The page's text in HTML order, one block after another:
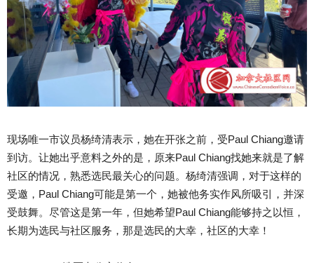
现场唯一市议员杨绮清表示，她在开张之前，受Paul Chiang邀请
到访。让她出乎意料之外的是，原来Paul Chiang找她来就是了解
社区的情况，熟悉选民最关心的问题。杨绮清强调，对于这样的
受邀，Paul Chiang可能是第一个，她被他务实作风所吸引，并深
受鼓舞。尽管这是第一年，但她希望Paul Chiang能够持之以恒，
长期为选民与社区服务，那是选民的大幸，社区的大幸！